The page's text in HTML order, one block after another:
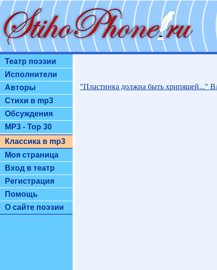
Театр поэзии
Исполнители
Авторы
Стихи в mp3
Обсуждения
MP3 - Top 30
Классика в mp3
Моя страница
Вход в театр
Регистрация
Помощь
О сайте поэзии
"Пластинка должна быть хрипящей..."